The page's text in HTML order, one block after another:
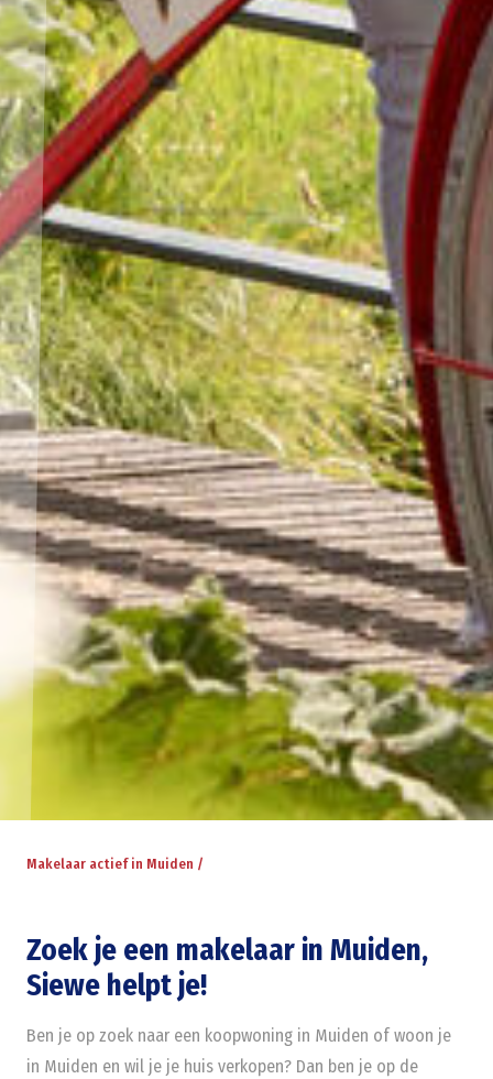
Makelaar actief in Muiden /
Zoek je een makelaar in Muiden,
Siewe helpt je!
Ben je op zoek naar een koopwoning in Muiden of woon je
in Muiden en wil je je huis verkopen? Dan ben je op de